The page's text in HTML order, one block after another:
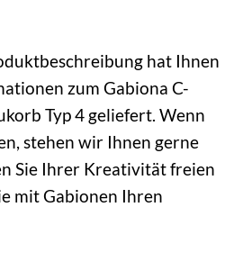
hat Ihnen
zum Gabiona C-
Typ 4 geliefert. Wenn
stehen wir Ihnen gerne
Sie Ihrer Kreativität freien
mit Gabionen Ihren